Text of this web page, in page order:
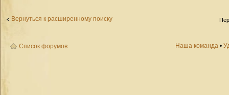
Вернуться к расширенному поиску
Список форумов Наша команда •